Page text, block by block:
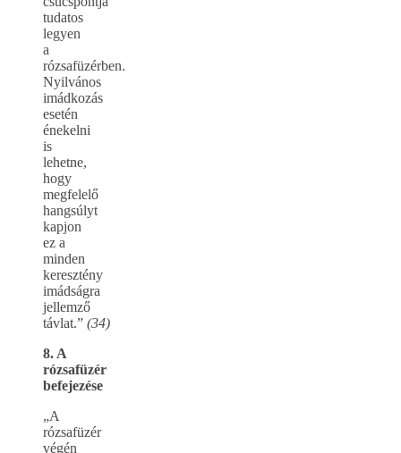
tudatos
legyen
a
rózsafüzérben.
Nyilvános
imádkozás
esetén
énekelni
is
lehetne,
hogy
megfelelő
hangsúlyt
kapjon
ez a
minden
keresztény
imádságra
jellemző
távlat.” (34)
8. A
rózsafüzér
befejezése
„A
rózsafüzér
végén